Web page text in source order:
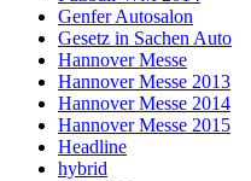
Genfer Autosalon
Gesetz in Sachen Auto
Hannover Messe
Hannover Messe 2013
Hannover Messe 2014
Hannover Messe 2015
Headline
hybrid